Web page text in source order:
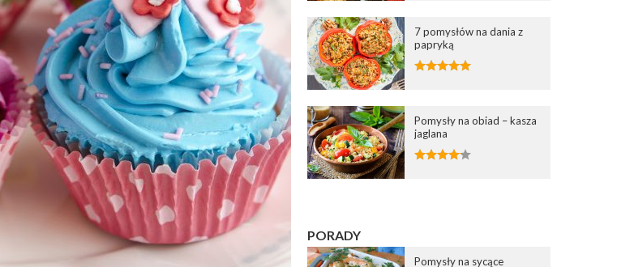
7 pomysłów na dania z
papryką
Pomysły na obiad – kasza
jaglana
PORADY
Pomysły na sycące